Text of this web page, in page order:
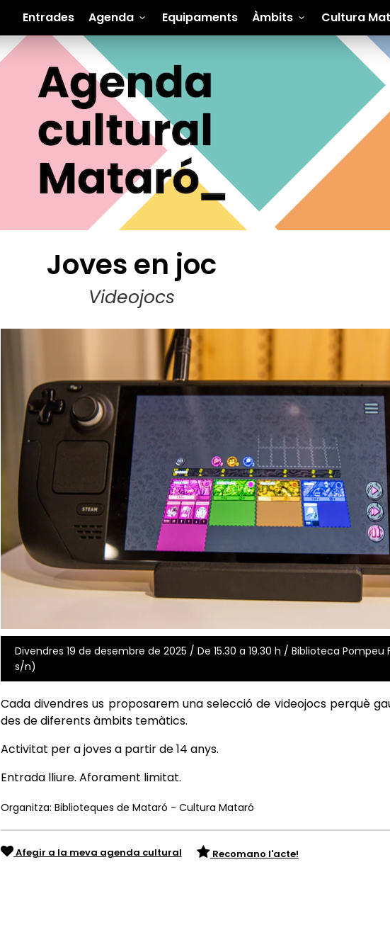
Entrades Agenda Equipaments Àmbits Cultura
Joves en joc
Videojocs
Divendres 19 de desembre de 2025 / De 15.30 a 19.30 h / Biblioteca Pompeu
s/n)
Cada divendres us proposarem una selecció de videojocs perquè
des de diferents àmbits temàtics.
Activitat per a joves a partir de 14 anys.
Entrada lliure. Aforament limitat.
Organitza: Biblioteques de Mataró - Cultura Mataró
Afegir a la meva agenda cultural Recomano l'acte!